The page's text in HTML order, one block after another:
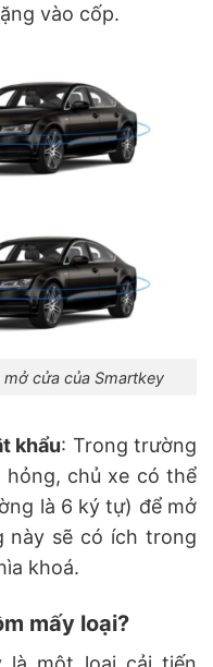
vào cốp.
cửa của Smartkey
khẩu: Trong trường
chủ xe có thể
là 6 ký tự) để mở
này sẽ có ích trong
khoá.
mấy loại?